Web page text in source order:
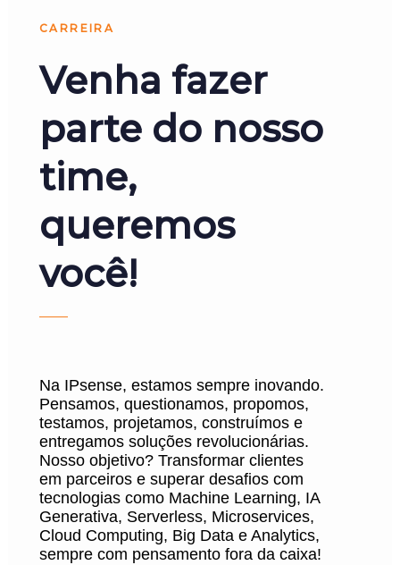
CARREIRA
Venha fazer
parte do nosso
time,
queremos
você!
Na IPsense, estamos sempre inovando.
Pensamos, questionamos, propomos,
testamos, projetamos, construímos e
entregamos soluções revolucionárias.
Nosso objetivo? Transformar clientes
em parceiros e superar desafios com
tecnologias como Machine Learning, IA
Generativa, Serverless, Microservices,
Cloud Computing, Big Data e Analytics,
sempre com pensamento fora da caixa!